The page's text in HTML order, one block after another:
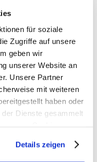
für soziale
Zugriffe auf unsere
geben wir
unserer Website an
Unsere Partner
mit weiteren
haben oder
Dienste gesammelt
Details zeigen